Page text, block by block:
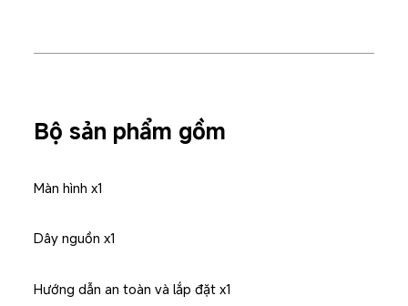
Bộ sản phẩm gồm
Màn hình x1
Dây nguồn x1
Hướng dẫn an toàn và lắp đặt x1